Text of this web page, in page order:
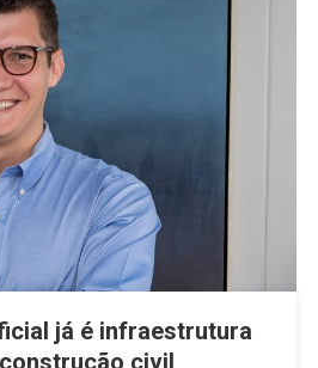
já é infraestrutura
civil